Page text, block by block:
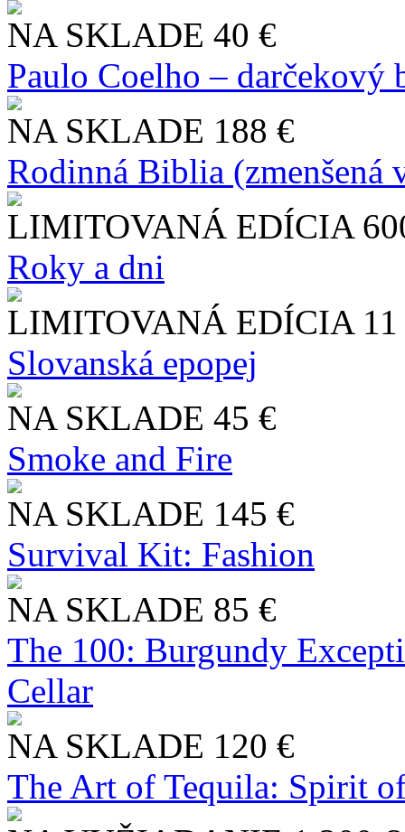
NA SKLADE 40 €
Paulo Coelho – darčekový
NA SKLADE 188 €
Rodinná Biblia (zmenšená
LIMITOVANÁ EDÍCIA
Roky a dni
LIMITOVANÁ EDÍCIA
Slo​vanská epopej
NA SKLADE 45 €
Smoke and Fire
NA SKLADE 145 €
Survival Kit: Fashion
NA SKLADE 85 €
The 100: Burgundy
Cellar
NA SKLADE 120 €
The Art of Tequila: Spirit